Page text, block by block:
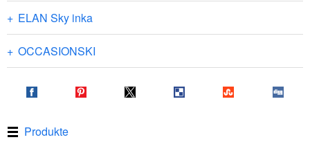
ELAN Sky inka
OCCASIONSKI
Produkte